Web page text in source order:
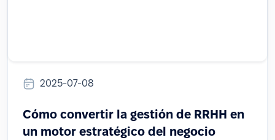
2025-07-08
Cómo convertir la gestión de RRHH en
un motor estratégico del negocio